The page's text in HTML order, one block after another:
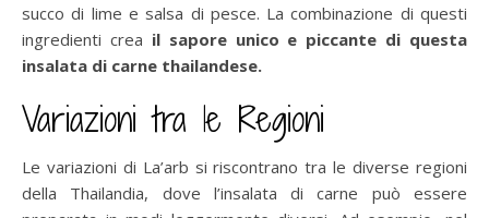
succo di lime e salsa di pesce. La combinazione di questi
ingredienti crea il sapore unico e piccante di questa
insalata di carne thailandese.
Variazioni tra le Regioni
Le variazioni di La’arb si riscontrano tra le diverse regioni
della Thailandia, dove l’insalata di carne può essere